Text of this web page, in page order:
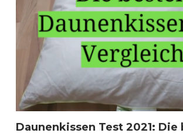
Daunenkissen Test 2021: Die